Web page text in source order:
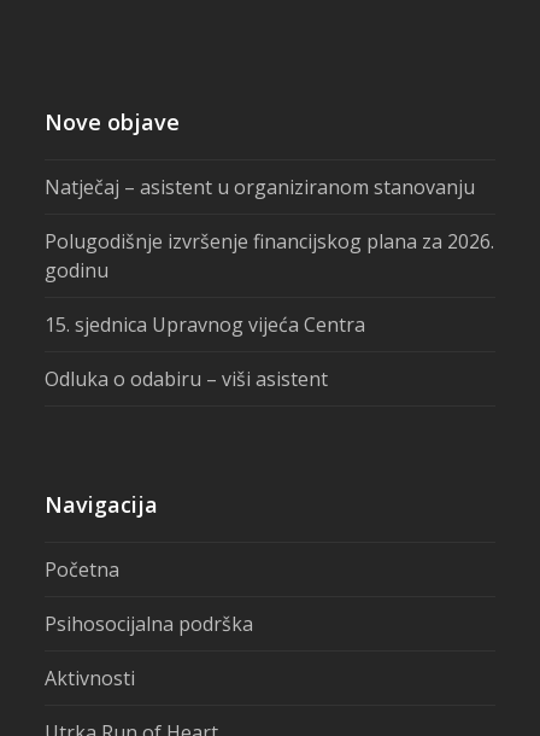
Nove objave
Natječaj – asistent u organiziranom stanovanju
Polugodišnje izvršenje financijskog plana za 2026.
godinu
15. sjednica Upravnog vijeća Centra
Odluka o odabiru – viši asistent
Navigacija
Početna
Psihosocijalna podrška
Aktivnosti